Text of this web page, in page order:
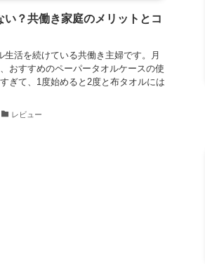
？共働き家庭のメリットとコ
活を続けている共働き主婦です。月
おすすめのペーパータオルケースの使
ぎて、1度始めると2度と布タオルには
レビュー